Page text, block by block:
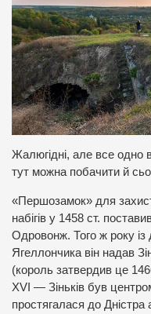
Жалюгідні, але все одно
тут можна побачити й
«Першозамок» для
набігів у 1458 ст.
Одровонж. Того ж року
Ягеллончика він надав
(король затвердив це
XVI — Зіньків був
простягалася до